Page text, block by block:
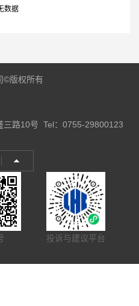
数据
©版权所有
三路10号 Tel：0755-29800123
投诉与建议平台